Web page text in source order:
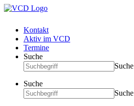
Kontakt
Aktiv im VCD
Termine
Suche
Suche
Suche
Suche